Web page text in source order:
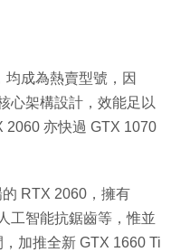
成為熱賣型號，因
心架構設計，效能足以
2060 亦快過 GTX 1070
RTX 2060，擁有
工智能抗鋸齒等，惟並
加推全新 GTX 1660 Ti